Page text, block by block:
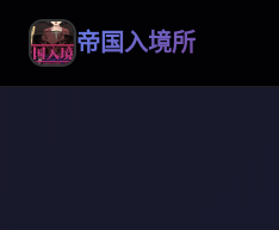
帝国入境所